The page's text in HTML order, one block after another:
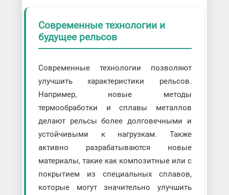
Современные технологии и
будущее рельсов
Современные технологии позволяют
улучшить характеристики рельсов.
Например, новые методы
термообработки и сплавы металлов
делают рельсы более долговечными и
устойчивыми к нагрузкам. Также
активно разрабатываются новые
материалы, такие как композитные или с
покрытием из специальных сплавов,
которые могут значительно улучшить